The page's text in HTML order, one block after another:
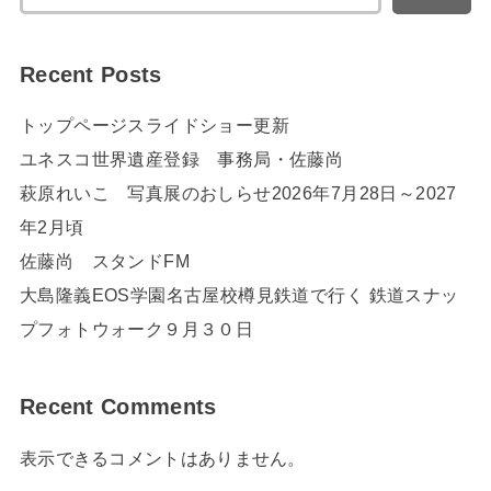
Recent Posts
トップページスライドショー更新
ユネスコ世界遺産登録 事務局・佐藤尚
萩原れいこ 写真展のおしらせ2026年7月28日～2027
年2月頃
佐藤尚 スタンドFM
大島隆義EOS学園名古屋校樽見鉄道で行く 鉄道スナッ
プフォトウォーク９月３０日
Recent Comments
表示できるコメントはありません。